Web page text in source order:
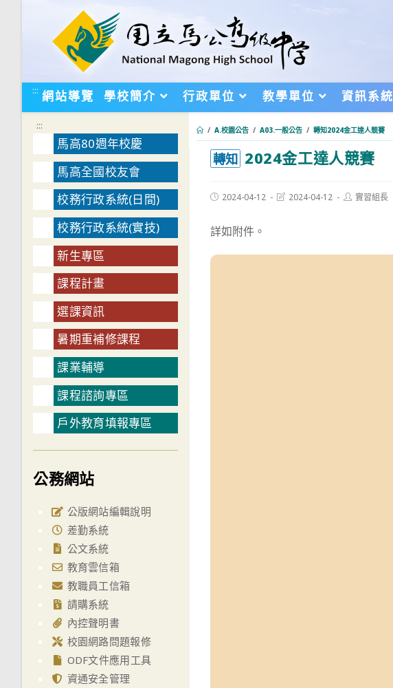
::: 網站導覽 學校簡介 行政單位 教學單位 資訊系統
/ A.校園公告 / A03.一般公告 / 轉知2024金工達人競賽
轉知 2024金工達人競賽
Post2024-04-12
Post2024-04-12
Post實習組長
詳如附件。
:::
馬高80週年校慶
馬高全國校友會
校務行政系統(日間)
校務行政系統(實技)
新生專區
課程計畫
選課資訊
暑期重補修課程
課業輔導
課程諮詢專區
戶外教育填報專區
公務網站
公版網站編輯說明
差勤系統
公文系統
教育雲信箱
教職員工信箱
請購系統
內控聲明書
校園網路問題報修
ODF文件應用工具
資通安全管理